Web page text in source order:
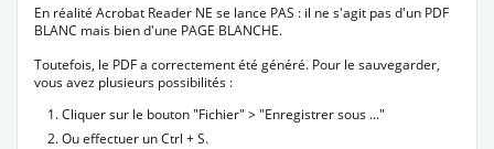
En réalité Acrobat Reader NE se lance PAS : il ne s'agit pas d'un PDF
BLANC mais bien d'une PAGE BLANCHE.
Toutefois, le PDF a correctement été généré. Pour le sauvegarder,
vous avez plusieurs possibilités :
Cliquer sur le bouton "Fichier" > "Enregistrer sous ..."
Ou effectuer un Ctrl + S.